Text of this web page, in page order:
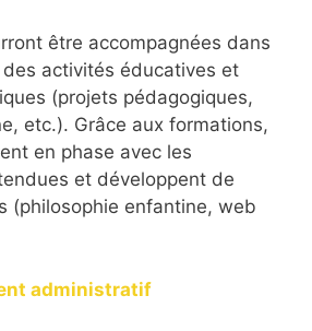
être accompagnées dans
activités éducatives et
(projets pédagogiques,
etc.). Grâce aux formations,
en phase avec les
et développent de
(philosophie enfantine, web
administratif